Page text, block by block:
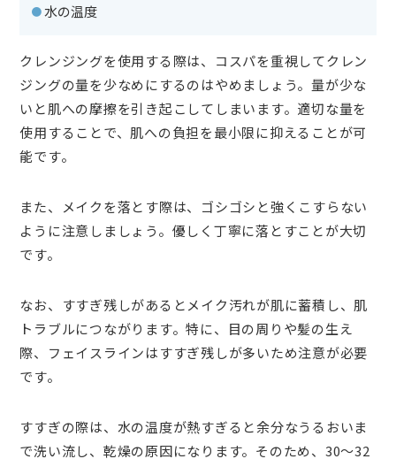
・水の温度
クレンジングを使用する際は、コスパを重視してクレン
ジングの量を少なめにするのはやめましょう。量が少な
いと肌への摩擦を引き起こしてしまいます。適切な量を
使用することで、肌への負担を最小限に抑えることが可
能です。
また、メイクを落とす際は、ゴシゴシと強くこすらない
ように注意しましょう。優しく丁寧に落とすことが大切
です。
なお、すすぎ残しがあるとメイク汚れが肌に蓄積し、肌
トラブルにつながります。特に、目の周りや髪の生え
際、フェイスラインはすすぎ残しが多いため注意が必要
です。
すすぎの際は、水の温度が熱すぎると余分なうるおいま
で洗い流し、乾燥の原因になります。そのため、30～32